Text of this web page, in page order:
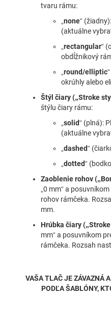
tvaru rámu:
none“
(aktuálne
rectangular“
obdĺžnikový
round/elliptic
okrúhly alebo
Štýl čiary („Stroke
štýlu čiary rámu:
solid“ (plná):
(aktuálne
dashed“
dotted“
Zaoblenie rohov
„0 mm“ a
rohov rámčeka.
mm.
Hrúbka čiary
mm“ a posuvníkom
rámčeka. Rozsah
VAŠA TLAČ JE ZÁVAZNÁ
PODĽA ŠABLÓNY,